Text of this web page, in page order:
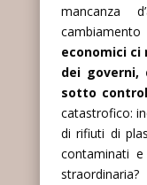
mancanza
economici ci
dei
sotto
catastrofico:
di rifiuti di
contaminati